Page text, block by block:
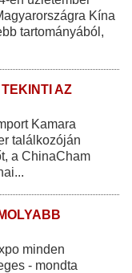
Kína
tartományából,
AZ
Kamara
találkozóján
a ChinaCham
minden
- mondta